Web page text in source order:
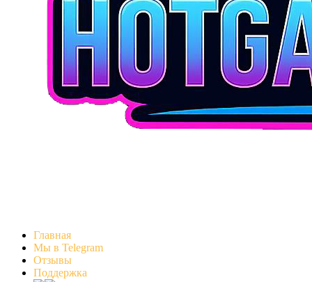
Главная
Мы в Telegram
Отзывы
Поддержка